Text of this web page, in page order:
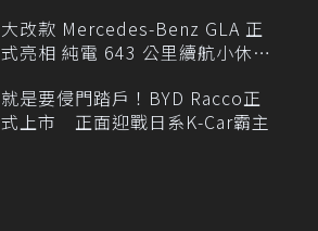
大改款 Mercedes-Benz GLA 正
式亮相 純電 643 公里續航小休
就是要侵門踏戶！BYD Racco正
式上市 正面迎戰日系K-Car霸主